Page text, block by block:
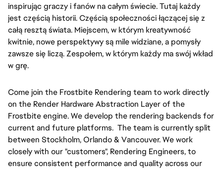
inspirując graczy i fanów na całym świecie. Tutaj każdy
jest częścią historii. Częścią społeczności łączącej się z
całą resztą świata. Miejscem, w którym kreatywność
kwitnie, nowe perspektywy są mile widziane, a pomysły
zawsze się liczą. Zespołem, w którym każdy ma swój wkład
w grę.
Come join the Frostbite Rendering team to work directly
on the Render Hardware Abstraction Layer of the
Frostbite engine. We develop the rendering backends for
current and future platforms. The team is currently split
between Stockholm, Orlando & Vancouver. We work
closely with our "customers", Rendering Engineers, to
ensure consistent performance and quality across our
g